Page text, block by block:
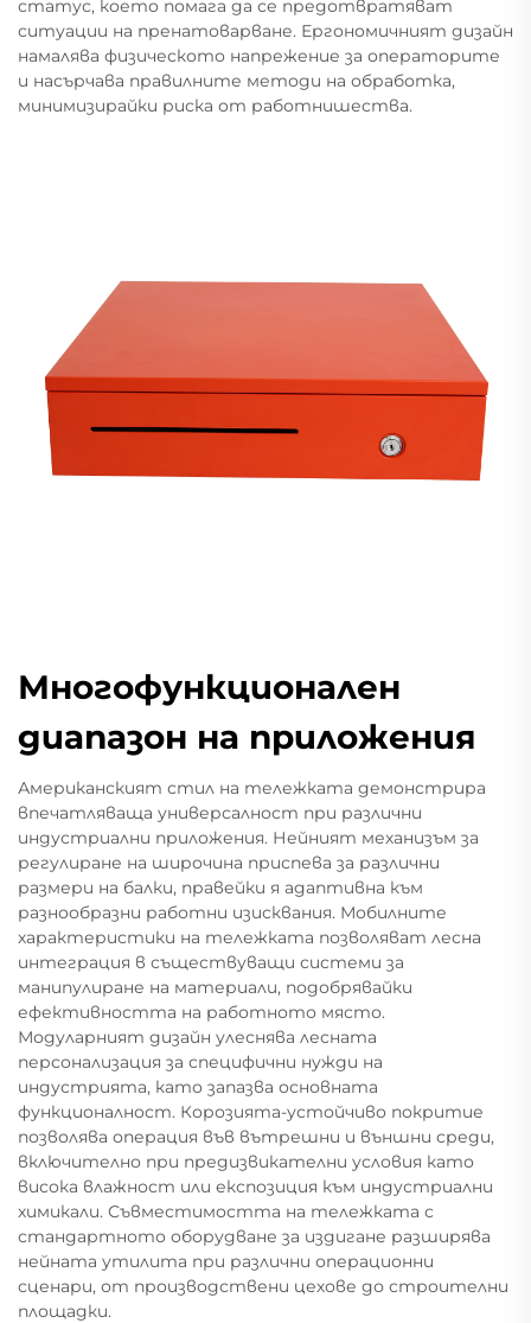
статус, което помага да се предотвратяват
ситуации на пренатоварване. Ергономичният дизайн
намалява физическото напрежение за операторите
и насърчава правилните методи на обработка,
минимизирайки риска от работнишества.
Многофункционален
диапазон на приложения
Американският стил на тележката демонстрира
впечатляваща универсалност при различни
индустриални приложения. Нейният механизъм за
регулиране на широчина приспева за различни
размери на балки, правейки я адаптивна към
разнообразни работни изисквания. Мобилните
характеристики на тележката позволяват лесна
интеграция в съществуващи системи за
манипулиране на материали, подобрявайки
ефективността на работното място.
Модуларният дизайн улеснява лесната
персонализация за специфични нужди на
индустрията, като запазва основната
функционалност. Корозията-устойчиво покритие
позволява операция във вътрешни и външни среди,
включително при предизвикателни условия като
висока влажност или експозиция към индустриални
химикали. Съвместимостта на тележката с
стандартното оборудване за издигане разширява
нейната утилита при различни операционни
сценари, от производствени цехове до строителни
площадки.